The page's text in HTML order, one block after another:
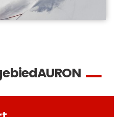
AURON